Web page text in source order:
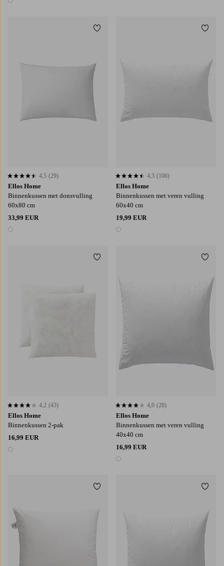
1 kleur
Ellos Home
Binnenkussen met donsvulling
60x80 cm
33,99 EUR
1 kleur
4,5 op basis van 29 beoordelingen
4,5 (29)
Toevoegen aan favorieten
Ellos Home
Binnenkussen met veren vulling
60x40 cm
19,99 EUR
1 kleur
4,3 op basis van 106 beoordelingen
4,3 (106)
Ellos Home
Binnenkussen 2-pak
16,99 EUR
1 kleur
4,2 op basis van 43 beoordelingen
4,2 (43)
Toevoegen aan favorieten
Ellos Home
Binnenkussen met veren vulling
40x40 cm
16,99 EUR
1 kleur
4,0 op basis van 28 beoordelingen
4,0 (28)
Toevoegen aan favorieten